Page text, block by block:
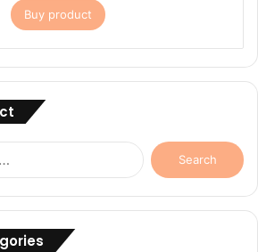
Buy product
Search